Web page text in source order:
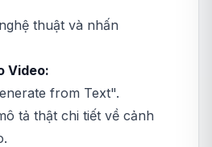
thuật và nhấn
Video:
from Text".
tả thật chi tiết về cảnh